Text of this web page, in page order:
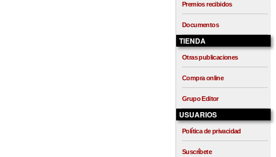
Premios recibidos
Documentos
TIENDA
Otras publicaciones
Compra online
Grupo Editor
USUARIOS
Política de privacidad
Suscríbete